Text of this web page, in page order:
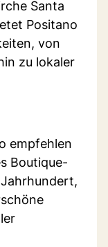
Santa
Positano
von
zu lokaler
empfehlen
Boutique-